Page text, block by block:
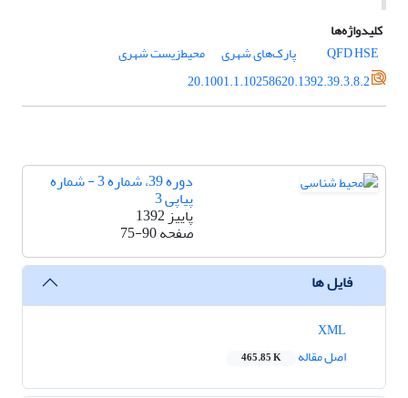
کلیدواژه‌ها
QFDHSE پارک‌های شهری
محیط‌زیست شهری
20.1001.1.10258620.1392.39.3.8.2
دوره 39، شماره 3 - شماره
پیاپی 3
پاییز 1392
صفحه75-90
فایل ها
اصل مقاله
465.85 K